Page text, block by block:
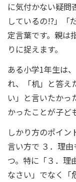
に気付かない疑問
しているの!?」「
定言葉です。親は
りに捉えます。
ある小学1年生は
れ、「机」と答え
い」と言いたかっ
かったことが子ど
しかり方のポイン
言い方で ３．理
つ。特に「３．理
なさい」でなく「